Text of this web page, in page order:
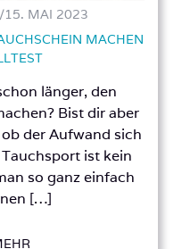
15. MAI 2023
MACHEN
länger, den
Bist dir aber
der Aufwand sich
ist kein
so ganz einfach
[…]